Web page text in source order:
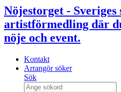
Nöjestorget - Sveriges
artistförmedling där
nöje och event.
Kontakt
Arrangör söker
Sök